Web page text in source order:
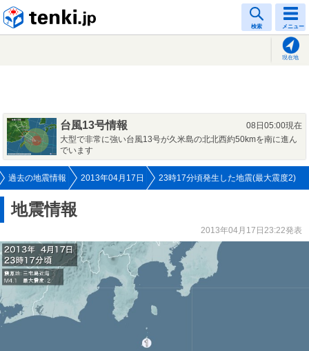
検索 メニュー
現在地
台風13号情報
08日05:00現在
大型で非常に強い台風13号が久米島の北北西約50kmを南に進ん
でいます
過去の地震情報 2013年04月17日 23時17分頃発生した地震(最大震度2)
地震情報
2013年04月17日23:22発表